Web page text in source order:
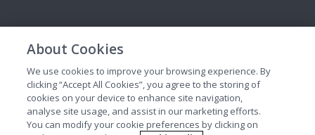
Politique de
confidentialité
d'utilisation
About Cookies
We use cookies to improve your browsing experience. By
clicking “Accept All Cookies”, you agree to the storing of
cookies on your device to enhance site navigation,
analyse site usage, and assist in our marketing efforts.
You can modify your cookie preferences by clicking on